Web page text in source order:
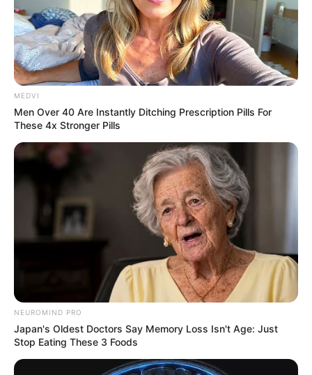
MEDVI
Men Over 40 Are Instantly Ditching Prescription Pills For
These 4x Stronger Pills
NEUROMIND PRO
Japan's Oldest Doctors Say Memory Loss Isn't Age: Just
Stop Eating These 3 Foods